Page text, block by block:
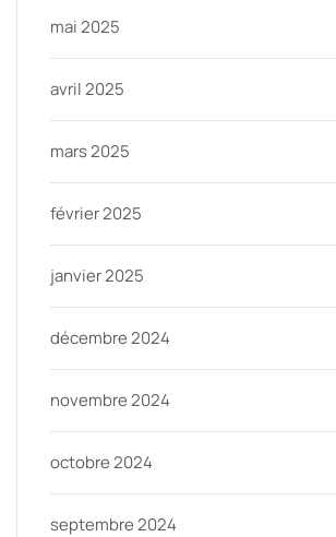
mai 2025
avril 2025
mars 2025
février 2025
janvier 2025
décembre 2024
novembre 2024
octobre 2024
septembre 2024